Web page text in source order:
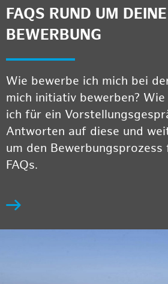
FAQS RUND UM DEINE
BEWERBUNG
Wie bewerbe ich mich bei
mich initiativ bewerben?
ich für ein
Antworten auf diese und
um den
FAQs.